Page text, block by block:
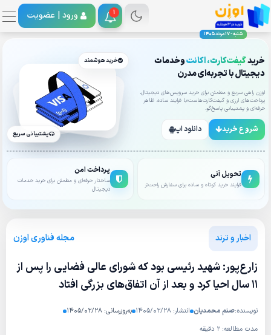
شنبه - 17 مرداد 1405
1 ورود | عضویت
خریدگیفت‌کارت، اکانتوخدمات
دیجیتال با تجربه‌ای مدرن
اوزن راهی سریع و مطمئن برای خرید سرویس‌های دیجیتال،
پرداخت‌های ارزی و گیفت‌کارت‌هاست؛با فرایند ساده، ظاهر
حرفه‌ای و پشتیبانی پاسخ‌گو.
شروع خرید دانلود اپ
خرید هوشمند
پشتیبانی سریع
تحویل آنی
فرایند خرید کوتاه و ساده برای سفارش راحت‌تر
پرداخت امن
ساختار حرفه‌ای و مطمئن برای خرید خدمات
دیجیتال
اخبار و ترند مجله فناوری اوزن
زارع‌پور: شهید رئیسی بود که شورای عالی فضایی را پس از
۱۱ سال احیا کرد و بعد از آن اتفاق‌های بزرگی افتاد
نویسنده:صنم محمدیان انتشار: ۱۴۰۵/۰۲/۲۸
به‌روزرسانی: ۱۴۰۵/۰۲/۲۸
مدت مطالعه: ۲ دقیقه